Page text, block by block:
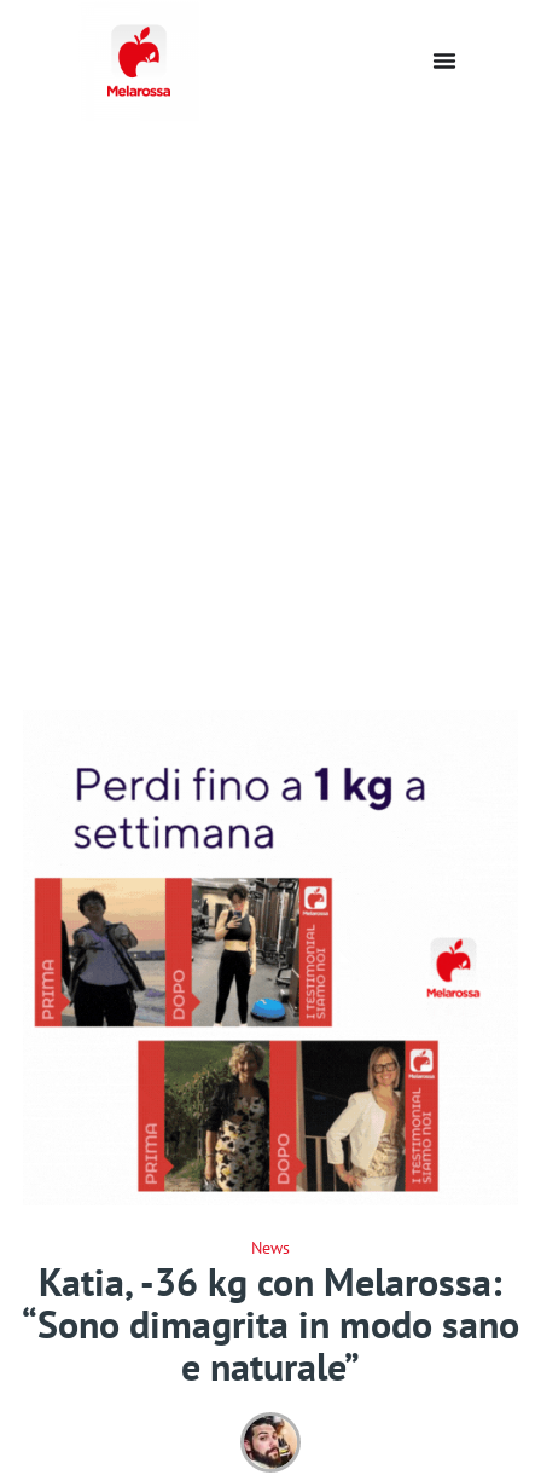
News
Katia, -36 kg con Melarossa:
“Sono dimagrita in modo sano
e naturale”